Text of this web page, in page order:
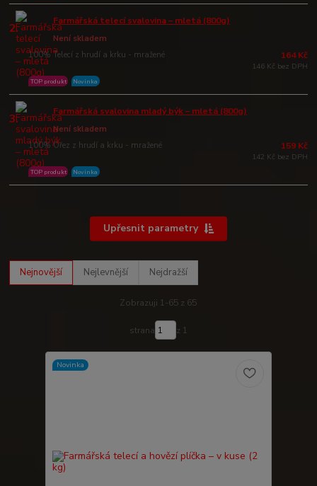
2. Farmářská telecí svalovina – mletá (800g)
100% Telecí z hrudí a krku - mražené
Není skladem
TOP produkt Novinka
164 Kč
146 Kč bez DPH
3. Farmářská svalovina mladý býk – mletá (800g)
100% Ořez z hrudí a krku - mražené
Není skladem
TOP produkt Novinka
159 Kč
142 Kč bez DPH
Upřesnit parametry
Nejnovější Nejlevnější Nejdražší
Zobrazuji 1-65 z 65
strana z 1
Novinka